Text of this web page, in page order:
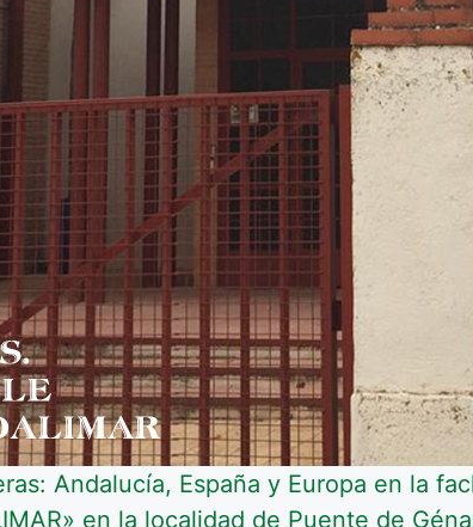
Andalucía, España y Europa en la
en la localidad de Puente de